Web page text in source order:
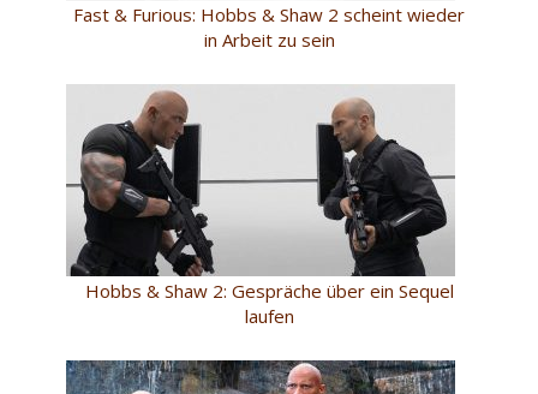
Fast & Furious: Hobbs & Shaw 2 scheint wieder
in Arbeit zu sein
Hobbs & Shaw 2: Gespräche über ein Sequel
laufen